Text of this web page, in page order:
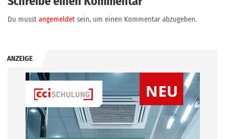
Du musst angemeldet sein, um einen Kommentar abzugeben.
ANZEIGE